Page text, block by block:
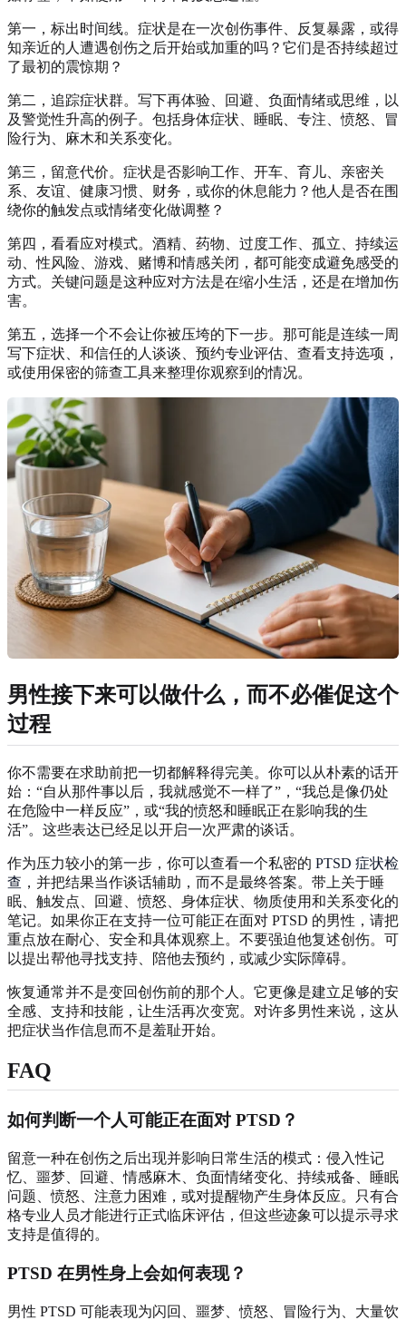
第一，标出时间线。症状是在一次创伤事件、反复暴露，或得
知亲近的人遭遇创伤之后开始或加重的吗？它们是否持续超过
了最初的震惊期？
第二，追踪症状群。写下再体验、回避、负面情绪或思维，以
及警觉性升高的例子。包括身体症状、睡眠、专注、愤怒、冒
险行为、麻木和关系变化。
第三，留意代价。症状是否影响工作、开车、育儿、亲密关
系、友谊、健康习惯、财务，或你的休息能力？他人是否在围
绕你的触发点或情绪变化做调整？
第四，看看应对模式。酒精、药物、过度工作、孤立、持续运
动、性风险、游戏、赌博和情感关闭，都可能变成避免感受的
方式。关键问题是这种应对方法是在缩小生活，还是在增加伤
害。
第五，选择一个不会让你被压垮的下一步。那可能是连续一周
写下症状、和信任的人谈谈、预约专业评估、查看支持选项，
或使用保密的筛查工具来整理你观察到的情况。
男性接下来可以做什么，而不必催促这个
过程
你不需要在求助前把一切都解释得完美。你可以从朴素的话开
始：“自从那件事以后，我就感觉不一样了”，“我总是像仍处
在危险中一样反应”，或“我的愤怒和睡眠正在影响我的生
活”。这些表达已经足以开启一次严肃的谈话。
作为压力较小的第一步，你可以查看一个私密的 PTSD 症状检
查 ，并把结果当作谈话辅助，而不是最终答案。带上关于睡
眠、触发点、回避、愤怒、身体症状、物质使用和关系变化的
笔记。如果你正在支持一位可能正在面对 PTSD 的男性，请把
重点放在耐心、安全和具体观察上。不要强迫他复述创伤。可
以提出帮他寻找支持、陪他去预约，或减少实际障碍。
恢复通常并不是变回创伤前的那个人。它更像是建立足够的安
全感、支持和技能，让生活再次变宽。对许多男性来说，这从
把症状当作信息而不是羞耻开始。
FAQ
如何判断一个人可能正在面对 PTSD？
留意一种在创伤之后出现并影响日常生活的模式：侵入性记
忆、噩梦、回避、情感麻木、负面情绪变化、持续戒备、睡眠
问题、愤怒、注意力困难，或对提醒物产生身体反应。只有合
格专业人员才能进行正式临床评估，但这些迹象可以提示寻求
支持是值得的。
PTSD 在男性身上会如何表现？
男性 PTSD 可能表现为闪回、噩梦、愤怒、冒险行为、大量饮